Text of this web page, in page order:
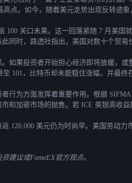
点。如今，随着美元走势出现反转迹
100 关口未果。这一回落紧随 7 月美
同时，路透社指出，美国对数十个贸
如果投资者开始担心经济即将放缓，
101，比特币却未能稳住涨幅，并最终
行为方面发挥着重要作用。根据
和加密市场的抛售。若 ICE 美银高收
120,000 美元仍为时尚早。美国劳动
建议或FameEX官方观点。